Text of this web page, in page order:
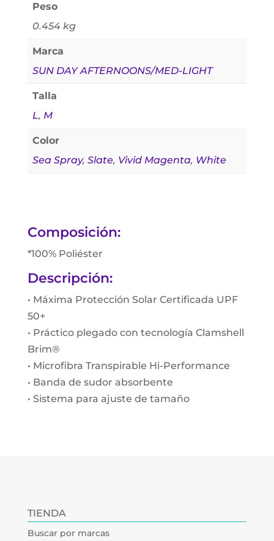
Peso
0.454 kg
Marca
SUN DAY AFTERNOONS/MED-LIGHT
Talla
L, M
Color
Sea Spray, Slate, Vivid Magenta, White
Composición:
*100% Poliéster
Descripción:
• Máxima Protección Solar Certificada UPF
50+
• Práctico plegado con tecnología Clamshell
Brim®
• Microfibra Transpirable Hi-Performance
• Banda de sudor absorbente
• Sistema para ajuste de tamaño
TIENDA
Buscar por marcas